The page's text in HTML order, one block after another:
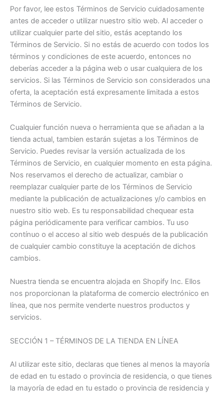
Por favor, lee estos Términos de Servicio cuidadosamente
antes de acceder o utilizar nuestro sitio web. Al acceder o
utilizar cualquier parte del sitio, estás aceptando los
Términos de Servicio. Si no estás de acuerdo con todos los
términos y condiciones de este acuerdo, entonces no
deberías acceder a la página web o usar cualquiera de los
servicios. Si las Términos de Servicio son considerados una
oferta, la aceptación está expresamente limitada a estos
Términos de Servicio.
Cualquier función nueva o herramienta que se añadan a la
tienda actual, tambien estarán sujetas a los Términos de
Servicio. Puedes revisar la versión actualizada de los
Términos de Servicio, en cualquier momento en esta página.
Nos reservamos el derecho de actualizar, cambiar o
reemplazar cualquier parte de los Términos de Servicio
mediante la publicación de actualizaciones y/o cambios en
nuestro sitio web. Es tu responsabilidad chequear esta
página periódicamente para verificar cambios. Tu uso
contínuo o el acceso al sitio web después de la publicación
de cualquier cambio constituye la aceptación de dichos
cambios.
Nuestra tienda se encuentra alojada en Shopify Inc. Ellos
nos proporcionan la plataforma de comercio electrónico en
línea, que nos permite venderte nuestros productos y
servicios.
SECCIÓN 1 – TÉRMINOS DE LA TIENDA EN LÍNEA
Al utilizar este sitio, declaras que tienes al menos la mayoría
de edad en tu estado o provincia de residencia, o que tienes
la mayoría de edad en tu estado o provincia de residencia y